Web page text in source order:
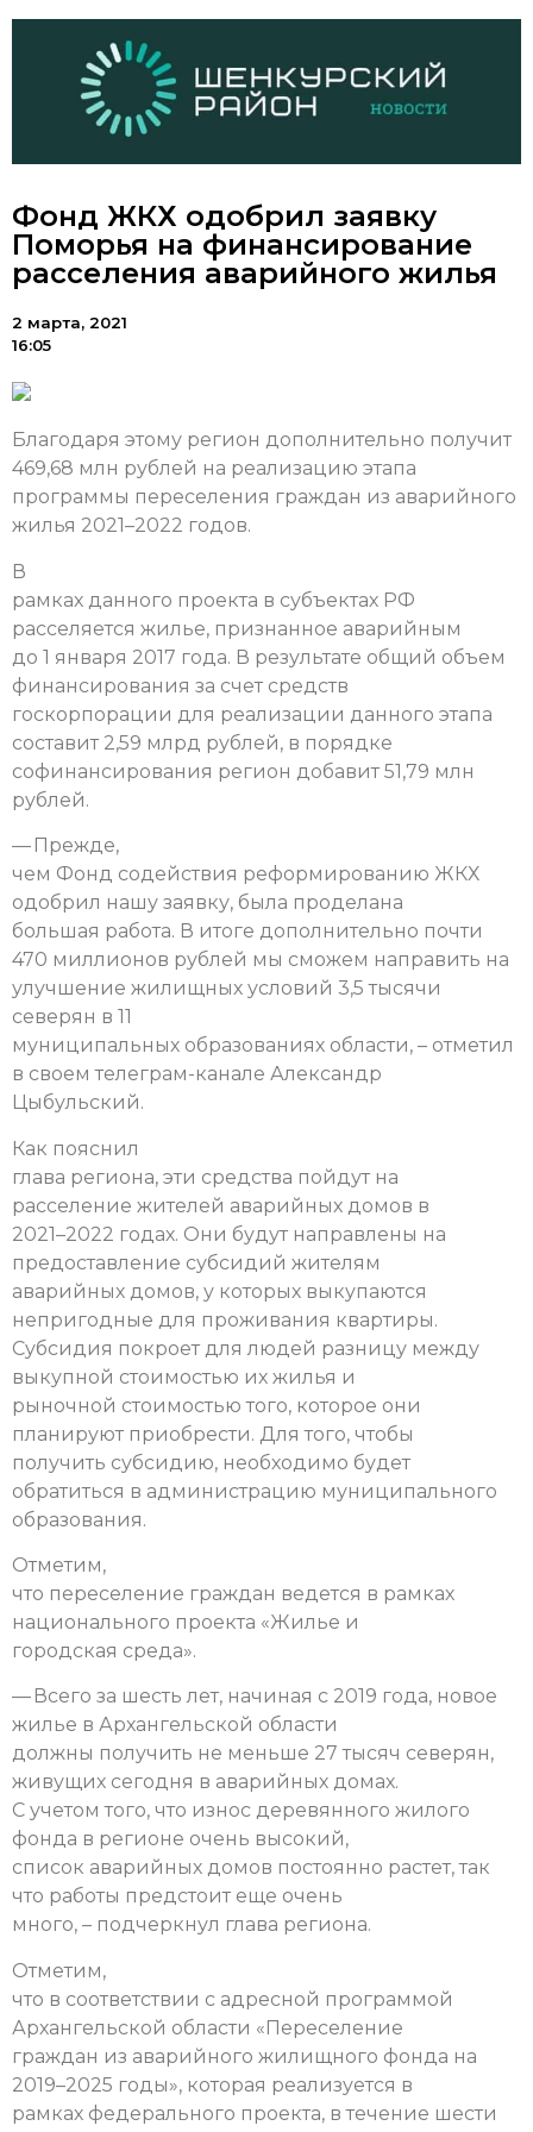
Фонд ЖКХ одобрил заявку
Поморья на финансирование
расселения аварийного жилья
2 марта, 2021
16:05
Благодаря этому регион дополнительно получит
469,68 млн рублей на реализацию этапа
программы переселения граждан из аварийного
жилья 2021–2022 годов.
В
рамках данного проекта в субъектах РФ
расселяется жилье, признанное аварийным
до 1 января 2017 года. В результате общий объем
финансирования за счет средств
госкорпорации для реализации данного этапа
составит 2,59 млрд рублей, в порядке
софинансирования регион добавит 51,79 млн
рублей.
— Прежде,
чем Фонд содействия реформированию ЖКХ
одобрил нашу заявку, была проделана
большая работа. В итоге дополнительно почти
470 миллионов рублей мы сможем направить на
улучшение жилищных условий 3,5 тысячи
северян в 11
муниципальных образованиях области, – отметил
в своем телеграм-канале Александр
Цыбульский.
Как пояснил
глава региона, эти средства пойдут на
расселение жителей аварийных домов в
2021–2022 годах. Они будут направлены на
предоставление субсидий жителям
аварийных домов, у которых выкупаются
непригодные для проживания квартиры.
Субсидия покроет для людей разницу между
выкупной стоимостью их жилья и
рыночной стоимостью того, которое они
планируют приобрести. Для того, чтобы
получить субсидию, необходимо будет
обратиться в администрацию муниципального
образования.
Отметим,
что переселение граждан ведется в рамках
национального проекта «Жилье и
городская среда».
— Всего за шесть лет, начиная с 2019 года, новое
жилье в Архангельской области
должны получить не меньше 27 тысяч северян,
живущих сегодня в аварийных домах.
С учетом того, что износ деревянного жилого
фонда в регионе очень высокий,
список аварийных домов постоянно растет, так
что работы предстоит еще очень
много, – подчеркнул глава региона.
Отметим,
что в соответствии с адресной программой
Архангельской области «Переселение
граждан из аварийного жилищного фонда на
2019–2025 годы», которая реализуется в
рамках федерального проекта, в течение шести